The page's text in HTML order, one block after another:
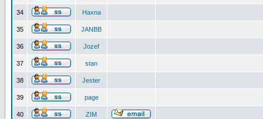
34 Haxna
35 JANBB
36 Jozef
37 stan
38 Jester
39 page
40 ZIM